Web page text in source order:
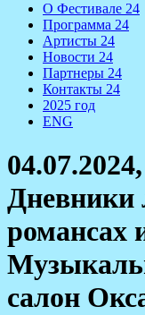
О Фестивале 24
Программа 24
Артисты 24
Новости 24
Партнеры 24
Контакты 24
2025 год
ENG
Дневники
романсах
салон